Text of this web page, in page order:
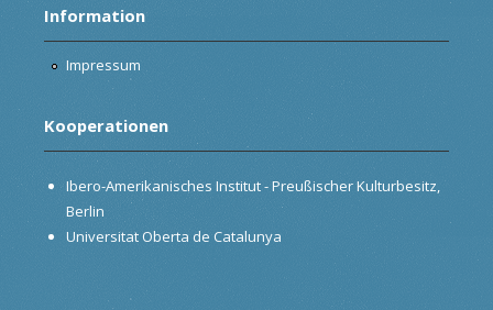
Information
Impressum
Kooperationen
Ibero-Amerikanisches Institut - Preußischer Kulturbesitz,
Berlin
Universitat Oberta de Catalunya